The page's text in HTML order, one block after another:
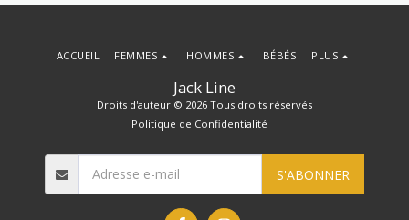
Jack Line
Droits d'auteur © 2026 Tous droits réservés
Politique de Confidentialité
ACCUEIL FEMMES HOMMES BÉBÉS PLUS
S'ABONNER